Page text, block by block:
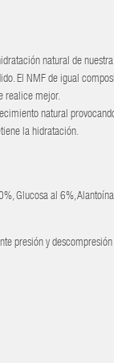
natural de
El NMF de igual
realice mejor.
natural
la hidratación.
Glucosa al 6%,
presión y